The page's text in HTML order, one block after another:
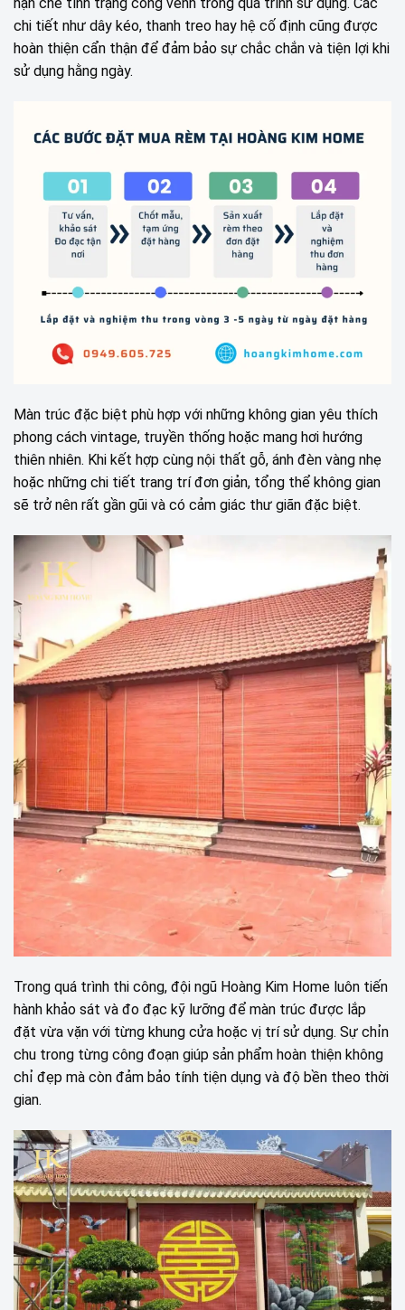
chi tiết như dây kéo, thanh treo hay hệ cố định cũng được
hoàn thiện cẩn thận để đảm bảo sự chắc chắn và tiện lợi khi
sử dụng hằng ngày.
Màn trúc đặc biệt phù hợp với những không gian yêu thích
phong cách vintage, truyền thống hoặc mang hơi hướng
thiên nhiên. Khi kết hợp cùng nội thất gỗ, ánh đèn vàng nhẹ
hoặc những chi tiết trang trí đơn giản, tổng thể không gian
sẽ trở nên rất gần gũi và có cảm giác thư giãn đặc biệt.
Trong quá trình thi công, đội ngũ Hoàng Kim Home luôn tiến
hành khảo sát và đo đạc kỹ lưỡng để màn trúc được lắp
đặt vừa vặn với từng khung cửa hoặc vị trí sử dụng. Sự chỉn
chu trong từng công đoạn giúp sản phẩm hoàn thiện không
chỉ đẹp mà còn đảm bảo tính tiện dụng và độ bền theo thời
gian.